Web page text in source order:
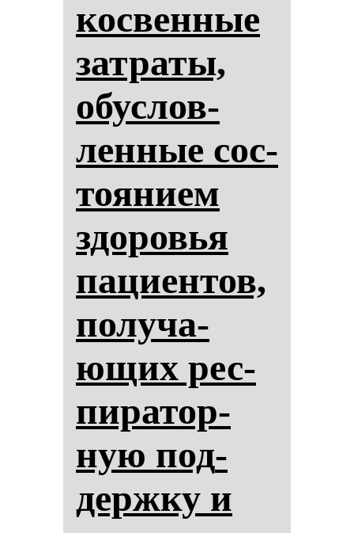
кос­вен­ные
зат­ра­ты,
обус­лов­
лен­ные сос­
то­янием
здо­ровья
па­ци­ен­тов,
по­лу­ча­
ющих рес­
пи­ра­тор­
ную под­
дер­жку и